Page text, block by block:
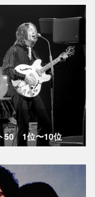
50 1位〜10位